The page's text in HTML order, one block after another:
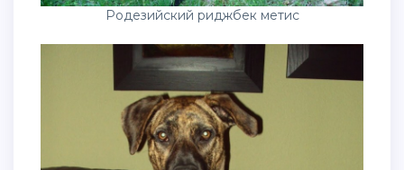
Родезийский риджбек метис